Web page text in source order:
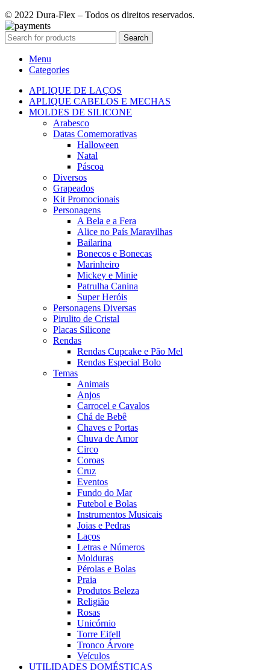
© 2022 Dura-Flex – Todos os direitos reservados.
Search
Menu
Categories
APLIQUE DE LAÇOS
APLIQUE CABELOS E MECHAS
MOLDES DE SILICONE
Arabesco
Datas Comemorativas
Halloween
Natal
Páscoa
Diversos
Grapeados
Kit Promocionais
Personagens
A Bela e a Fera
Alice no País Maravilhas
Bailarina
Bonecos e Bonecas
Marinheiro
Mickey e Minie
Patrulha Canina
Super Heróis
Personagens Diversas
Pirulito de Cristal
Placas Silicone
Rendas
Rendas Cupcake e Pão Mel
Rendas Especial Bolo
Temas
Animais
Anjos
Carrocel e Cavalos
Chá de Bebê
Chaves e Portas
Chuva de Amor
Circo
Coroas
Cruz
Eventos
Fundo do Mar
Futebol e Bolas
Instrumentos Musicais
Joias e Pedras
Laços
Letras e Números
Molduras
Pérolas e Bolas
Praia
Produtos Beleza
Religião
Rosas
Unicórnio
Torre Eifell
Tronco Árvore
Veículos
UTILIDADES DOMÉSTICAS